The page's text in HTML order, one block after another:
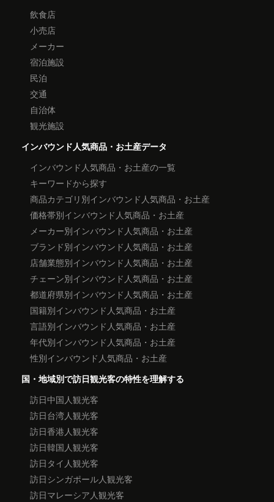
飲食店
小売店
メーカー
宿泊施設
民泊
交通
自治体
観光施設
インバウンド人気商品・お土産データ
インバウンド人気商品・お土産の一覧
キーワードから探す
商品カテゴリ別インバウンド人気商品・お土産
価格帯別インバウンド人気商品・お土産
メーカー別インバウンド人気商品・お土産
ブランド別インバウンド人気商品・お土産
店舗業態別インバウンド人気商品・お土産
チェーン別インバウンド人気商品・お土産
都道府県別インバウンド人気商品・お土産
国籍別インバウンド人気商品・お土産
言語別インバウンド人気商品・お土産
年代別インバウンド人気商品・お土産
性別インバウンド人気商品・お土産
国・地域別で訪日観光客の特性を理解する
訪日中国人観光客
訪日台湾人観光客
訪日香港人観光客
訪日韓国人観光客
訪日タイ人観光客
訪日シンガポール人観光客
訪日マレーシア人観光客